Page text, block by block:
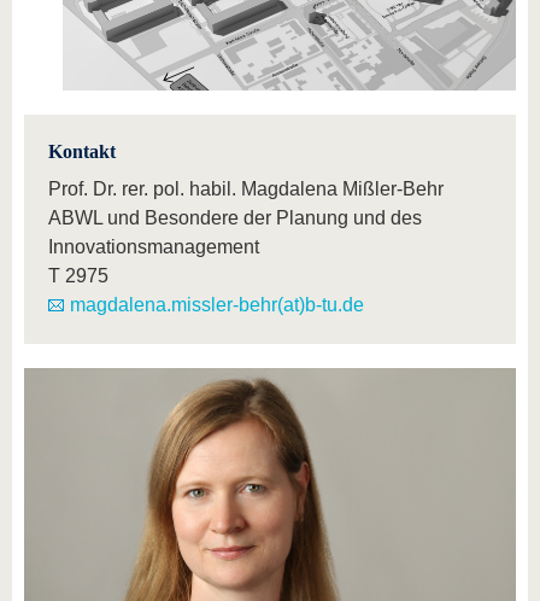
Kontakt
Prof. Dr. rer. pol. habil. Magdalena Mißler-Behr
ABWL und Besondere der Planung und des
Innovationsmanagement
T 2975
magdalena.missler-behr(at)b-tu.de